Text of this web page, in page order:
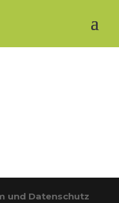
und Datenschutz